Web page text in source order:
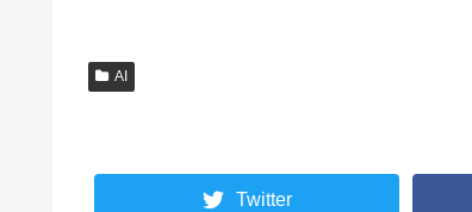
AI
Twitter